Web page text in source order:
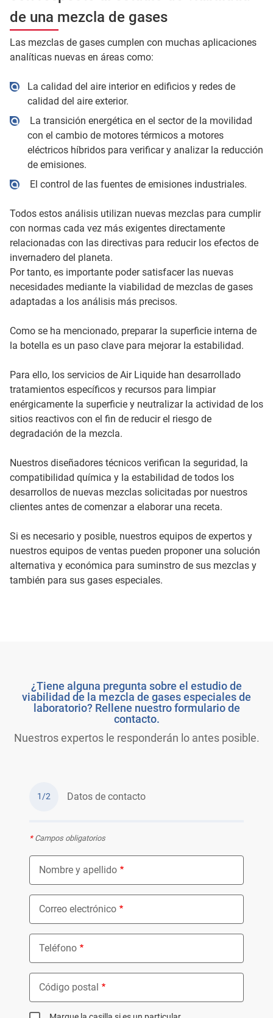
de una mezcla de gases
Las mezclas de gases cumplen con muchas aplicaciones
analíticas nuevas en áreas como:
La calidad del aire interior en edificios y redes de
calidad del aire exterior.
La transición energética en el sector de la movilidad
con el cambio de motores térmicos a motores
eléctricos híbridos para verificar y analizar la reducción
de emisiones.
El control de las fuentes de emisiones industriales.
Todos estos análisis utilizan nuevas mezclas para cumplir
con normas cada vez más exigentes directamente
relacionadas con las directivas para reducir los efectos de
invernadero del planeta.
Por tanto, es importante poder satisfacer las nuevas
necesidades mediante la viabilidad de mezclas de gases
adaptadas a los análisis más precisos.
Como se ha mencionado, preparar la superficie interna de
la botella es un paso clave para mejorar la estabilidad.
Para ello, los servicios de Air Liquide han desarrollado
tratamientos específicos y recursos para limpiar
enérgicamente la superficie y neutralizar la actividad de los
sitios reactivos con el fin de reducir el riesgo de
degradación de la mezcla.
Nuestros diseñadores técnicos verifican la seguridad, la
compatibilidad química y la estabilidad de todos los
desarrollos de nuevas mezclas solicitadas por nuestros
clientes antes de comenzar a elaborar una receta.
Si es necesario y posible, nuestros equipos de expertos y
nuestros equipos de ventas pueden proponer una solución
alternativa y económica para suminstro de sus mezclas y
también para sus gases especiales.
¿Tiene alguna pregunta sobre el estudio de
viabilidad de la mezcla de gases especiales de
laboratorio? Rellene nuestro formulario de
contacto.
Nuestros expertos le responderán lo antes posible.
1/2 Datos de contacto
*Campos obligatorios
Nombre y apellido
Correo electrónico
Teléfono
Código postal